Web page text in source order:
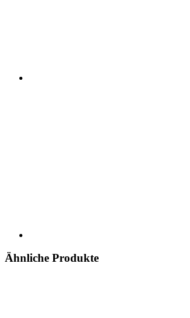
Ähnliche Produkte